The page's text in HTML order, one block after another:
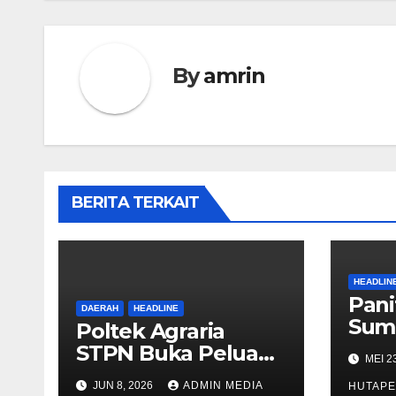
Byamrin
BERITA TERKAIT
DAERAH HEADLINE
Poltek Agraria
STPN Buka Peluang
Sekolah Kedinasan,
JUN 8, 2026 ADMIN MEDIA
MEI